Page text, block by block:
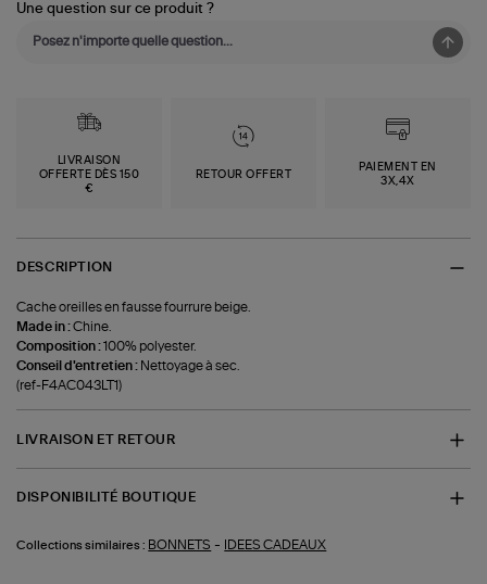
Une question sur ce produit ?
LIVRAISON
OFFERTE DÈS 150
€
RETOUR OFFERT
PAIEMENT EN
3X,4X
DESCRIPTION
Cache oreilles en fausse fourrure beige.
Made in :Chine.
Composition :100% polyester.
Conseil d'entretien : Nettoyage à sec.
(ref-F4AC043LT1)
LIVRAISON ET RETOUR
DISPONIBILITÉ BOUTIQUE
Collections similaires : BONNETS - IDEES CADEAUX